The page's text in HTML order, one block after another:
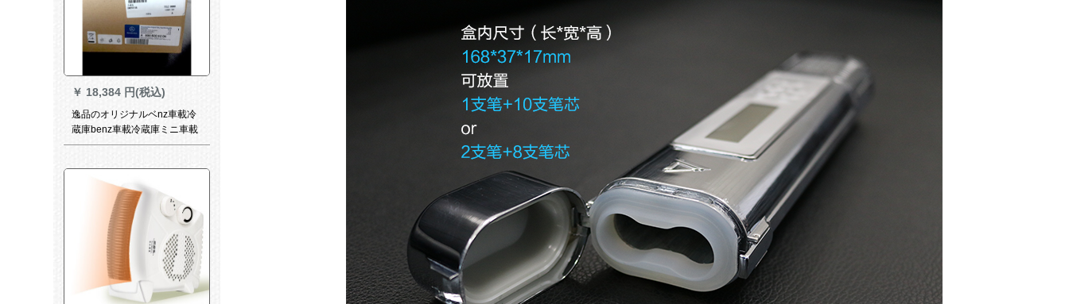
￥ 18,384 円(税込)
逸品のオリジナルベnz車載冷
蔵庫benz車載冷蔵庫ミニ車載
冷蔵車冷凍ミニ冷凍庫zx 1